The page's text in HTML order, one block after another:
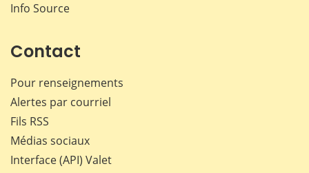
Info Source
Contact
Pour renseignements
Alertes par courriel
Fils RSS
Médias sociaux
Interface (API) Valet